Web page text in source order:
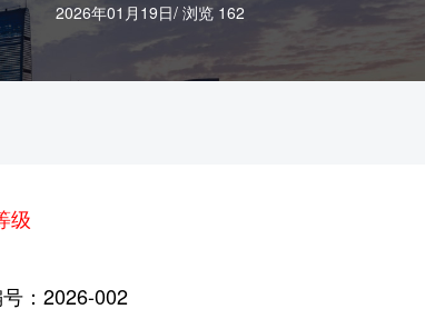
2026年01月19日/ 浏览 162
级
：2026-002